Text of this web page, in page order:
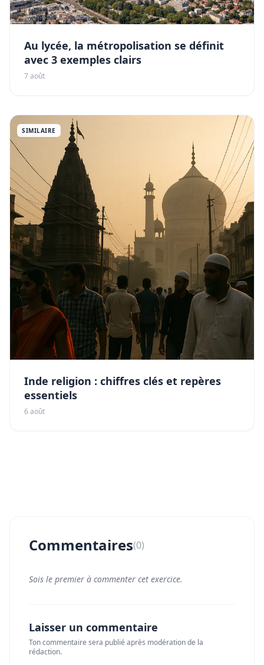
Au lycée, la métropolisation se définit
avec 3 exemples clairs
7 août
SIMILAIRE
Inde religion : chiffres clés et repères
essentiels
6 août
Commentaires(0)
Sois le premier à commenter cet exercice.
Laisser un commentaire
Ton commentaire sera publié après modération de la
rédaction.